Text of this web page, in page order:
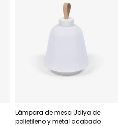
Lámpara de mesa Udiya de
polietileno y metal acabado